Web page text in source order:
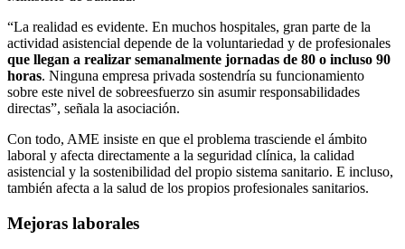
“La realidad es evidente. En muchos hospitales, gran parte de la
actividad asistencial depende de la voluntariedad y de profesionales
que llegan a realizar semanalmente jornadas de 80 o incluso 90
horas. Ninguna empresa privada sostendría su funcionamiento
sobre este nivel de sobreesfuerzo sin asumir responsabilidades
directas”, señala la asociación.
Con todo, AME insiste en que el problema trasciende el ámbito
laboral y afecta directamente a la seguridad clínica, la calidad
asistencial y la sostenibilidad del propio sistema sanitario. E incluso,
también afecta a la salud de los propios profesionales sanitarios.
Mejoras laborales